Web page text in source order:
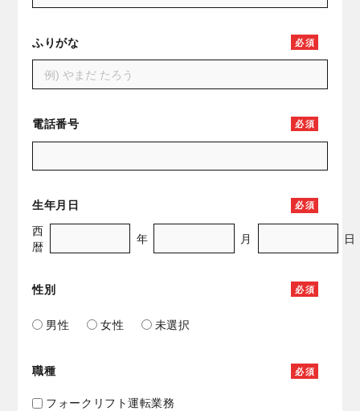
ふりがな 必須
電話番号 必須
生年月日 必須
西
暦
年 月 日
性別 必須
男性 女性 未選択
職種 必須
フォークリフト運転業務